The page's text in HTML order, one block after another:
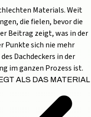
Materials. Weit
die fielen, bevor die
Beitrag zeigt, was in der
Punkte sich nie mehr
Dachdeckers in der
im ganzen Prozess ist.
ALS DAS MATERIAL